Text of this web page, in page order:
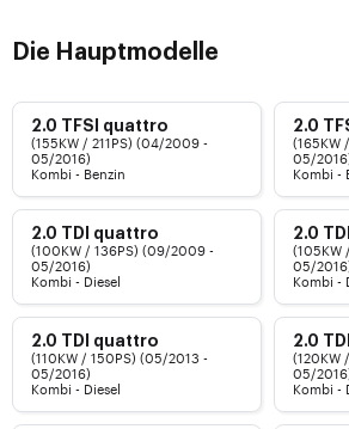
Die Hauptmodelle
2.0 TFSI quattro
(155KW / 211PS) (04/2009 -
05/2016)
Kombi - Benzin
2.0
(165KW
05/
Kombi -
2.0 TDI quattro
(100KW / 136PS) (09/2009 -
05/2016)
Kombi - Diesel
2.0
(105KW
05/
Kombi -
2.0 TDI quattro
(110KW / 150PS) (05/2013 -
05/2016)
Kombi - Diesel
2.0
(120KW
05/
Kombi -